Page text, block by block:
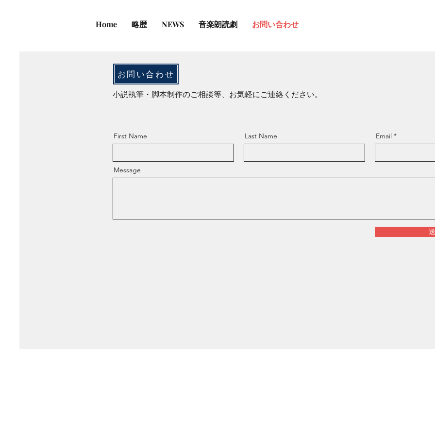
Home 略歴 NEWS 音楽朗読劇 お問い合わせ
お問い合わせ
小説執筆・脚本制作のご相談等、お気軽にご連絡ください。
First Name Last Name Email
Message